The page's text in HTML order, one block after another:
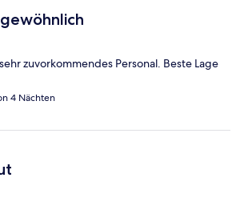
zuvorkommendes Personal. Beste Lage
4 Nächten